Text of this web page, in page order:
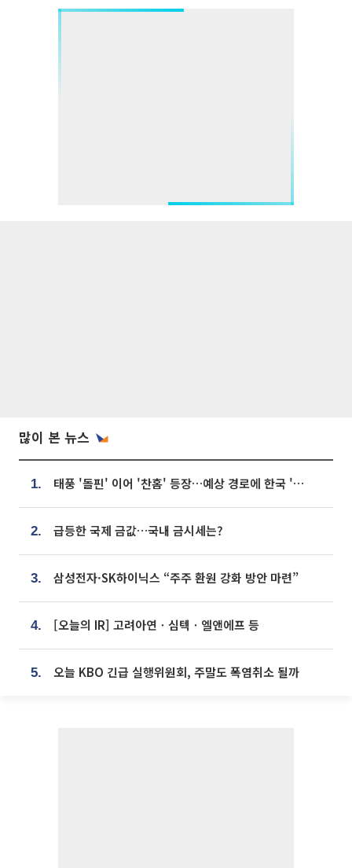
많이 본 뉴스
1. 태풍 '돌핀' 이어 '찬홈' 등장…예상 경로에 한국 '한숨'
2. 급등한 국제 금값…국내 금시세는?
3. 삼성전자·SK하이닉스 “주주 환원 강화 방안 마련”
4. [오늘의 IR] 고려아연ㆍ심텍ㆍ엘앤에프 등
5. 오늘 KBO 긴급 실행위원회, 주말도 폭염취소 될까